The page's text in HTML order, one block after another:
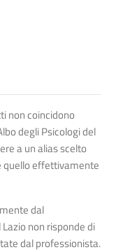
non coincidono
degli Psicologi del
a un alias scelto
quello effettivamente
dal
non risponde di
dal professionista.